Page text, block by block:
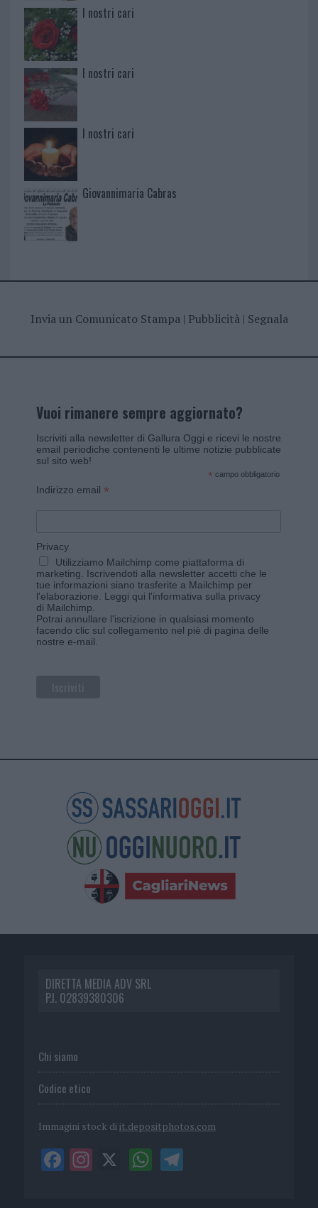
I nostri cari
I nostri cari
I nostri cari
Giovannimaria Cabras
Invia un Comunicato Stampa| Pubblicità| Segnala
Vuoi rimanere sempre aggiornato?
Iscriviti alla newsletter di Gallura Oggi e ricevi le nostre
email periodiche contenenti le ultime notizie pubblicate
sul sito web!
* campo obbligatorio
Indirizzo email *
Privacy
Utilizziamo Mailchimp come piattaforma di
marketing. Iscrivendoti alla newsletter accetti che le
tue informazioni siano trasferite a Mailchimp per
l'elaborazione. Leggi qui l'informativa sulla privacy
di Mailchimp
Potrai annullare l'iscrizione in qualsiasi momento
facendo clic sul collegamento nel piè di pagina delle
nostre e-mail.
DIRETTA MEDIA ADV SRL
P.I. 02839380306
Chi siamo
Codice etico
Immagini stock di it.depositphotos.com